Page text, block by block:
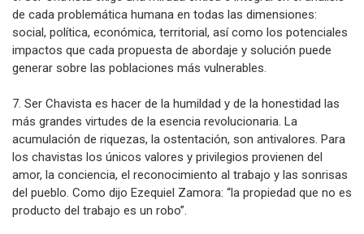
de cada problemática humana en todas las dimensiones:
social, política, económica, territorial, así como los potenciales
impactos que cada propuesta de abordaje y solución puede
generar sobre las poblaciones más vulnerables.
7. Ser Chavista es hacer de la humildad y de la honestidad las
más grandes virtudes de la esencia revolucionaria. La
acumulación de riquezas, la ostentación, son antivalores. Para
los chavistas los únicos valores y privilegios provienen del
amor, la conciencia, el reconocimiento al trabajo y las sonrisas
del pueblo. Como dijo Ezequiel Zamora: “la propiedad que no es
producto del trabajo es un robo”.